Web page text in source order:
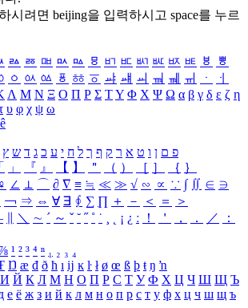
시려면 beijing을 입력하시고 space를 누르
ㅬ ㅭ ㅮ ㅯ ㅰ ㅱ ㅲ ㅳ ㅴ ㅵ ㅶ ㅷ ㅸ
ㅹ
ㆁ ㆂ ㆃ ㆄ ㆅ ㆆ ㆇ ㆈ ㆉ ㆊ ㆋ ㆌ ㆍ
ㆎ
Λ Μ Ν Ξ Ο Π Ρ Σ ΤΥ Φ Χ Ψ Ω α β γ δ ε ζ η
υ φ χ ψ ω
ê
פ ם ן ו ט א ר ק ף ך ל ח י ע כ ג ד ש ץ
」 『 』 【 】 ＂ （ ） ［ ］ ｛ ｝
♀ ∠ ⊥ ⌒ ∂ ∇ ≡ ≒ ≪ ≫ √ ∽ ∝ ∵ ∫ ∬ ∈ ∋
￢ ⇒ ⇔ ∀ ∃ ∮ ∑ ∏ ＋ － ＜ ＝
＞
＼ ∼ ´ ～ ˇ ˘ ˝ ˚ ˙ ¸ ¡ ¿ ː ！ ＇ ， ． ／
：
⅞ ¹ ² ³ ⁴ ⁿ ₁ ₂ ₃ ₄
Ŋ æ đ ð ħ ı ĳ ĸ ŀ ł ø œ ß þ ŧ ŋ ŉ
И Й К Л М Н О П Р С Т У Ф Х Ц Ч Ш Щ Ъ
е ё ж з и й к л м н о п р с т у ф х ц ч ш щ ъ